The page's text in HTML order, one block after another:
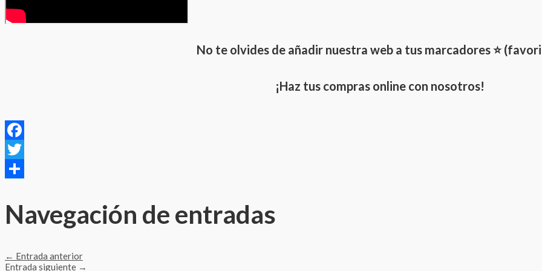
No te olvides de añadir nuestra web a tus marcadores ⭐
¡Haz tus compras online con nosotros!
Facebook
Twitter
Navegación de entradas
← Entrada anterior
Entrada siguiente →